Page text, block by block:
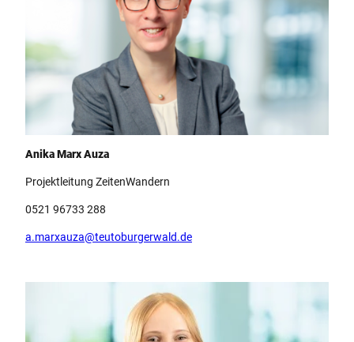
Anika Marx Auza
Anika Marx Auza
Projektleitung ZeitenWandern
0521 96733 288
a.marxauza@teutoburgerwald.de